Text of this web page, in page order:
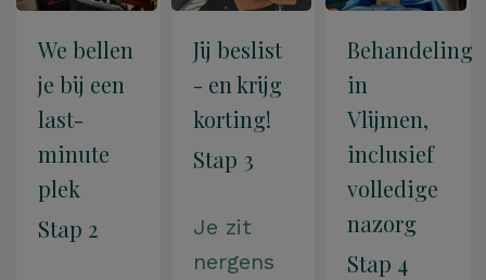
We bellen
je bij een
last-
minute
plek
Stap 2
Jij beslist
- en krijg
korting!
Stap 3
Je zit
nergens
Behandeling
in
Vlijmen,
inclusief
volledige
nazorg
Stap 4